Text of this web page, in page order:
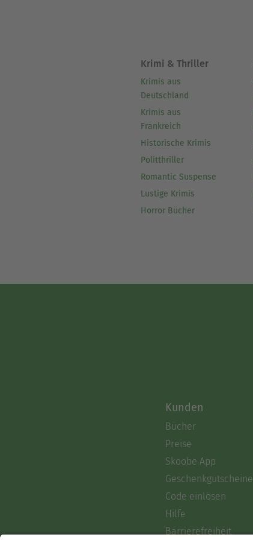
Krimi & Thriller
Krimis aus
Deutschland
Krimis aus
Frankreich
Historische Krimis
Politthriller
Romantic Suspense
Lustige Krimis
Horror Bücher
Kunden
Bücher
Preise
Skoobe App
Geschenkgutscheine
Code einlösen
Hilfe
Barrierefreiheit